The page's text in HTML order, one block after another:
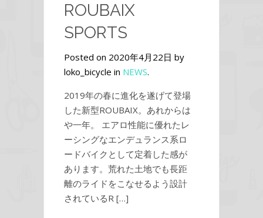
ROUBAIX
SPORTS
Posted on 2020年4月22日 by
loko_bicycle in NEWS.
2019年の春に進化を遂げて登場
した新型ROUBAIX。あれからは
や一年。 エアロ性能に優れたレ
ーシングなエンデュランス系ロ
ードバイクとして定着した感が
あります。荒れた土地でも長距
離のライドをこなせるよう設計
されているR […]